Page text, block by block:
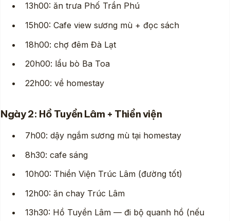
13h00: ăn trưa Phố Trần Phú
15h00: Cafe view sương mù + đọc sách
18h00: chợ đêm Đà Lạt
20h00: lẩu bò Ba Toa
22h00: về homestay
Ngày 2: Hồ Tuyền Lâm + Thiền viện
7h00: dậy ngắm sương mù tại homestay
8h30: cafe sáng
10h00: Thiền Viện Trúc Lâm (đường tốt)
12h00: ăn chay Trúc Lâm
13h30: Hồ Tuyền Lâm — đi bộ quanh hồ (nếu